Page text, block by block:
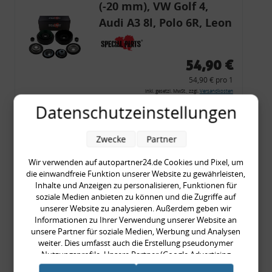
(-20 mm), VW Golf 4,
Audi A3 8l, Polo 6R, Leon
54,90 €
54,90 € pro 1
inkl. gesetzl. MwSt., zzgl. Versandkosten
Merkzettel
Zum Artikel
Rückleuchtenband mit
Blinker, rot, US-Ecken,
Audi 80 Cabrio, Typ 89,
OE-Nr.: 8G0945225 +
8G0945225C
999,99 €
Datenschutzeinstellungen
Wir verwenden auf autopartner24.de Cookies und Pixel, um
die einwandfreie Funktion unserer Website zu gewährleisten,
Inhalte und Anzeigen zu personalisieren, Funktionen für
soziale Medien anbieten zu können und die Zugriffe auf
unserer Website zu analysieren. Außerdem geben wir
Informationen zu Ihrer Verwendung unserer Website an
unsere Partner für soziale Medien, Werbung und Analysen
weiter. Dies umfasst auch die Erstellung pseudonymer
Nutzungsprofile. Unsere Partner (Google Advertising
Products) führen diese Informationen möglicherweise mit
Zwecke Partner